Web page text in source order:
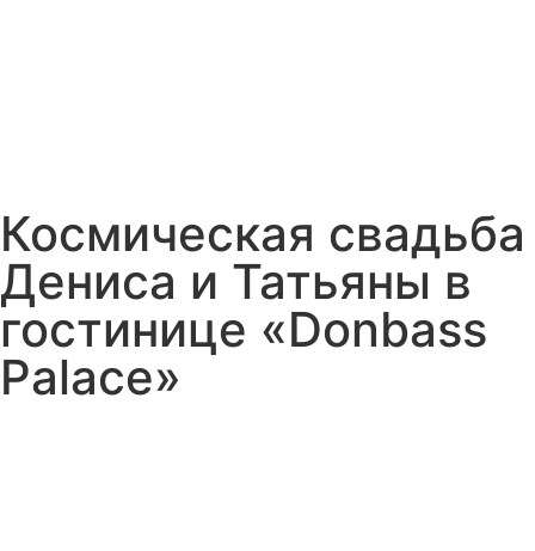
Космическая свадьба
Дениса и Татьяны в
гостинице «Donbass
Palace»